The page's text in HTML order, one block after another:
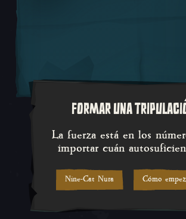
FORMAR UNA
La fuerza está en los
importar cuán
La fuerza
Nine-Cat Nura Cómo